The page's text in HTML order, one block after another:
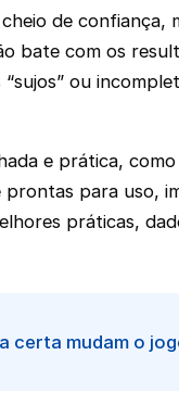
de
bate com os
ou
e prática,
para uso,
práticas,
certa mudam o